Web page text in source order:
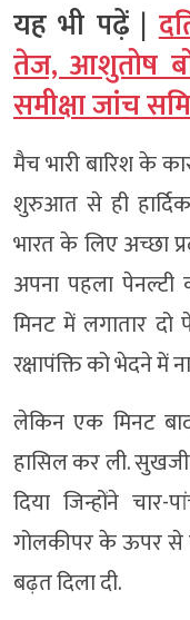
यह भी पढ़ें |
तेज, आशुतोष
समीक्षा जांच
मैच भारी बारिश के
शुरुआत से ही
भारत के लिए अच्छा
अपना पहला पेनल्टी
मिनट में लगातार दो
रक्षापंक्ति को भेदने में
लेकिन एक मिनट
हासिल कर ली.
दिया जिन्होंने
गोलकीपर के ऊपर से
बढ़त दिला दी.